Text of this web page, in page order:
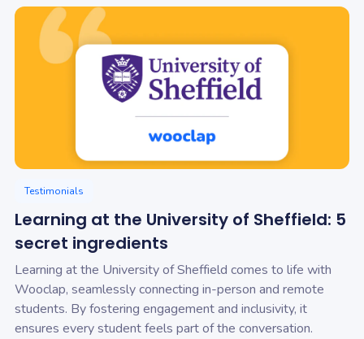
Testimonials
Learning at the University of Sheffield: 5
secret ingredients
Learning at the University of Sheffield comes to life with
Wooclap, seamlessly connecting in-person and remote
students. By fostering engagement and inclusivity, it
ensures every student feels part of the conversation.